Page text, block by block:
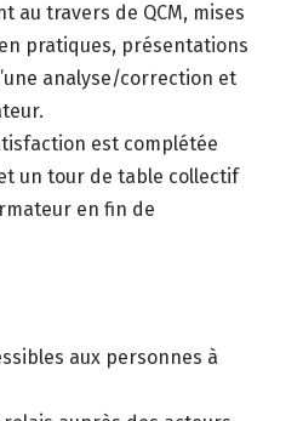
au travers de QCM, mises
pratiques, présentations
analyse/correction et
est complétée
un tour de table collectif
en fin de
aux personnes à